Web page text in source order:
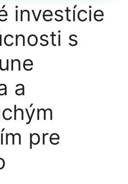
investície
s
a
pre